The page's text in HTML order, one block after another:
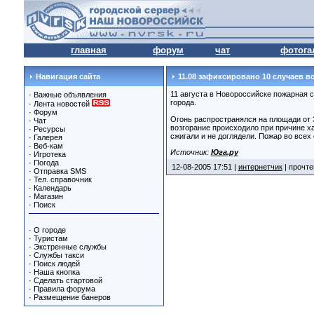
главная форум чат
Навигация сайта
· Важные объявления
· Лента новостей
· Форум
· Чат
· Ресурсы
· Галерея
· Веб-кам
· Игротека
· Погода
· Отправка SMS
· Тел. справочник
· Календарь
· Магазин
· Поиск
· О городе
· Туристам
· Экстренные службы
· Службы такси
· Поиск людей
· Наша кнопка
· Сделать стартовой
· Правила форума
· Размещение банеров
11.08 зафиксировано 10 случаев
11 августа в Новороссийске
города.
Огонь распространялся на площади
возгорание происходило при причине
сжигали и не доглядели. Пожар во
Источник: Юга.ру
12-08-2005 17:51 | интернетчик|